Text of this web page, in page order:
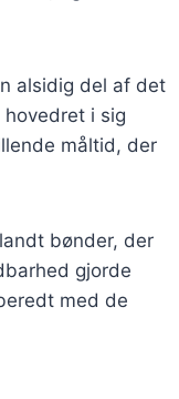
alsidig del af det
i sig
måltid, der
bønder, der
gjorde
med de